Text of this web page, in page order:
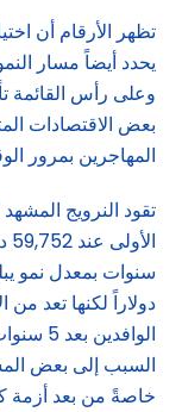
تظهر الأرقام أن
وعلى رأس القائمة
بعض الاقتصادات
المهاجرين بمرور
تقود النرويج
دولاراً لكنها تعد
السبب إلى بعض
خاصةً من بعد أزمة